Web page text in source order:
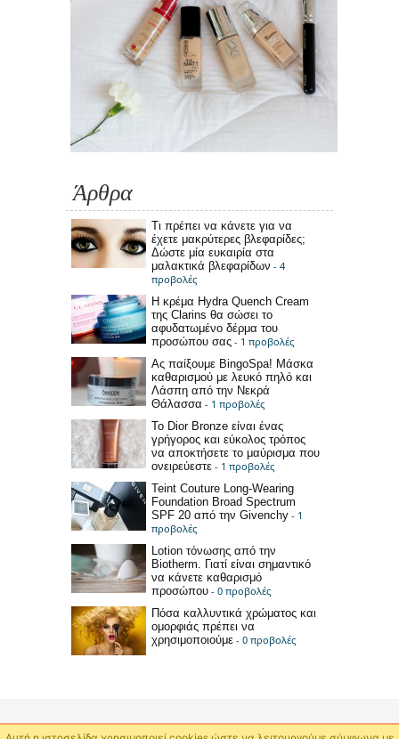
Άρθρα
Τι πρέπει να κάνετε για να
έχετε μακρύτερες βλεφαρίδες;
Δώστε μία ευκαιρία στα
μαλακτικά βλεφαρίδων - 4
προβολές
Η κρέμα Hydra Quench Cream
της Clarins θα σώσει το
αφυδατωμένο δέρμα του
προσώπου σας - 1 προβολές
Ας παίξουμε BingoSpa! Μάσκα
καθαρισμού με λευκό πηλό και
Λάσπη από την Νεκρά
Θάλασσα - 1 προβολές
Το Dior Bronze είναι ένας
γρήγορος και εύκολος τρόπος
να αποκτήσετε το μαύρισμα που
ονειρεύεστε - 1 προβολές
Teint Couture Long-Wearing
Foundation Broad Spectrum
SPF 20 από την Givenchy - 1
προβολές
Lotion τόνωσης από την
Biotherm. Γιατί είναι σημαντικό
να κάνετε καθαρισμό
προσώπου - 0 προβολές
Πόσα καλλυντικά χρώματος και
ομορφιάς πρέπει να
χρησιμοποιούμε - 0 προβολές